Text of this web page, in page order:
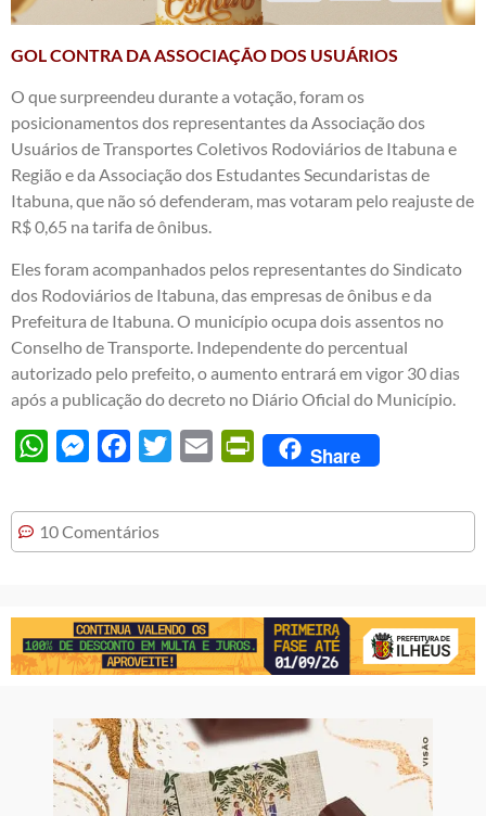
GOL CONTRA DA ASSOCIAÇÃO DOS USUÁRIOS
O que surpreendeu durante a votação, foram os
posicionamentos dos representantes da Associação dos
Usuários de Transportes Coletivos Rodoviários de Itabuna e
Região e da Associação dos Estudantes Secundaristas de
Itabuna, que não só defenderam, mas votaram pelo reajuste de
R$ 0,65 na tarifa de ônibus.
Eles foram acompanhados pelos representantes do Sindicato
dos Rodoviários de Itabuna, das empresas de ônibus e da
Prefeitura de Itabuna. O município ocupa dois assentos no
Conselho de Transporte. Independente do percentual
autorizado pelo prefeito, o aumento entrará em vigor 30 dias
após a publicação do decreto no Diário Oficial do Município.
WhatsAppMessengerFacebook
Twitter Email PrintFriendly
Share
10 Comentários